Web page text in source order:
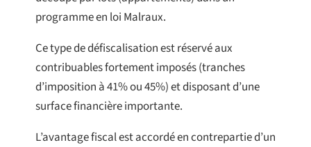
programme en loi Malraux.
Ce type de défiscalisation est réservé aux
contribuables fortement imposés (tranches
d’imposition à 41% ou 45%) et disposant d’une
surface financière importante.
L’avantage fiscal est accordé en contrepartie d’un